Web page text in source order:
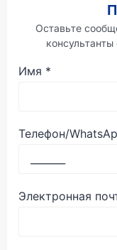
Оставьте
Имя *
Телефон/
Электронная